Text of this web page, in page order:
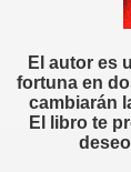
El autor es
fortuna en
cambiarán
El libro te